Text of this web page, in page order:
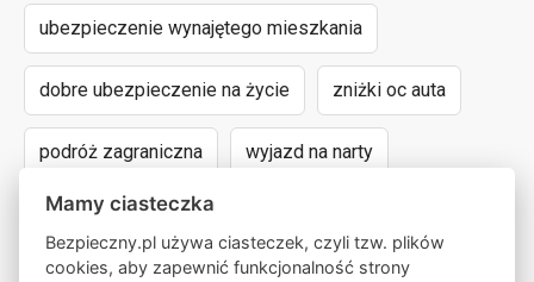
ubezpieczenie wynajętego mieszkania
dobre ubezpieczenie na życie zniżki oc auta
podróż zagraniczna wyjazd na narty
assistance dla aut powyżej 15 lat
następstwa nieszczęśliwych wypadków
Mamy ciasteczka
Bezpieczny.pl używa ciasteczek, czyli tzw. plików
cookies, aby zapewnić funkcjonalność strony